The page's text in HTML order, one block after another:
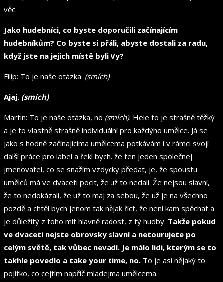
věc.
Jako hudebníci, co byste doporučili začínajícím
hudebníkům? Co byste si přáli, abyste dostali za radu,
když jste na jejich místě byli Vy?
Filip: To je naše otázka. (smích)
Ajaj. (smích)
Martin: To je naše otázka, no (smích). Hele to je strašně těžký
a je to vlastně strašně individuální pro každýho umělce. Já se
jako s hodně začínajícíma umělcema potkávám i v rámci svojí
další práce pro label a řekl bych, že ten jeden společnej
jmenovatel, co se snažím vzdycky předat, je, že spoustu
umělců má ve dvaceti pocit, že už to nedali. Že nejsou slavní,
že to nedokázali, že už to maj za sebou, že už je na všechno
pozdě a chtěl bych jenom tak nějak říct, že není kam spěchat a
je důležitý z toho mít hlavně radost, z tý hudby. Takže pokud
ve dvaceti nejste obrovsky slavní a netourujete po
celým světě, tak vůbec nevadí. Je málo lidi, kterým se to
takhle povedlo a take your time, no. To je asi nějaký to
pojítko, co cejtím napříč mladejma umělcema.